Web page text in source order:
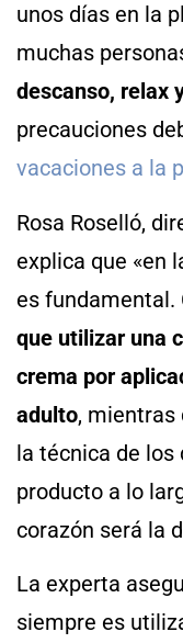
unos días en la
muchas
descanso, relax
precauciones
vacaciones a la
Rosa Roselló,
explica que «en
es fundamental.
que utilizar una
crema por
adulto, mientras
la técnica de los
producto a lo
corazón será la
La experta
siempre es